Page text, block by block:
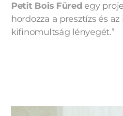
Petit Bois Füred egy
hordozza a presztízs és
kifinomultság lényegét.”